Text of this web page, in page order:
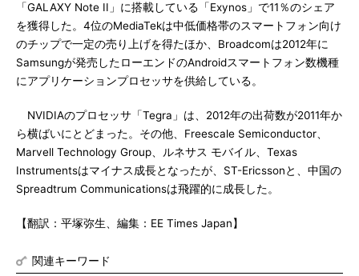
「GALAXY Note II」に搭載している「Exynos」で11％のシェア
を獲得した。4位のMediaTekは中低価格帯のスマートフォン向け
のチップで一定の売り上げを得たほか、Broadcomは2012年に
Samsungが発売したローエンドのAndroidスマートフォン数機種
にアプリケーションプロセッサを供給している。
NVIDIAのプロセッサ「Tegra」は、2012年の出荷数が2011年か
ら横ばいにとどまった。その他、Freescale Semiconductor、
Marvell Technology Group、ルネサス モバイル、Texas
Instrumentsはマイナス成長となったが、ST-Ericssonと、中国の
Spreadtrum Communicationsは飛躍的に成長した。
【翻訳：平塚弥生、編集：EE Times Japan】
関連キーワード